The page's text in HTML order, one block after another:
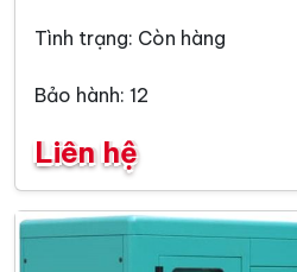
Tình trạng: Còn hàng
Bảo hành: 12
Liên hệ